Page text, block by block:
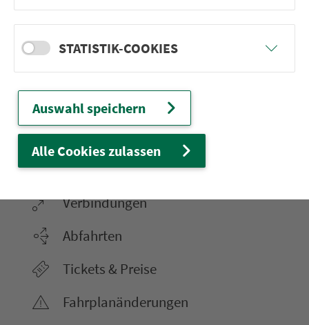
Nürn­berg
22.000 Qua­drat­ki­lo­me­ter. 130 Ver­kehrs­un­
ter­neh­men. 1.100 Linien. Eine Fahr­kar­te.
Ver­bin­dungen
Abfahrten
Tickets & Preise
Fahr­plan­ände­rungen
STATISTIK-COOKIES
Auswahl speichern
Alle Cookies zulassen